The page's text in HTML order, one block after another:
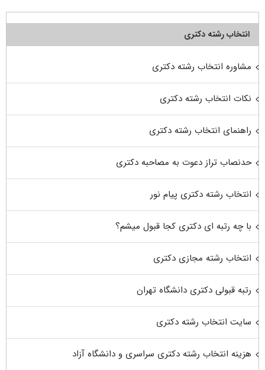
انتخاب رشته دکتری
مشاوره انتخاب رشته دکتری
نکات انتخاب رشته دکتری
راهنمای انتخاب رشته دکتری
حدنصاب تراز دعوت به مصاحبه دکتری
انتخاب رشته دکتری پیام نور
با چه رتبه ای دکتری کجا قبول میشم؟
انتخاب رشته مجازی دکتری
رتبه قبولی دکتری دانشگاه تهران
سایت انتخاب رشته دکتری
هزینه انتخاب رشته دکتری سراسری و دانشگاه آزاد